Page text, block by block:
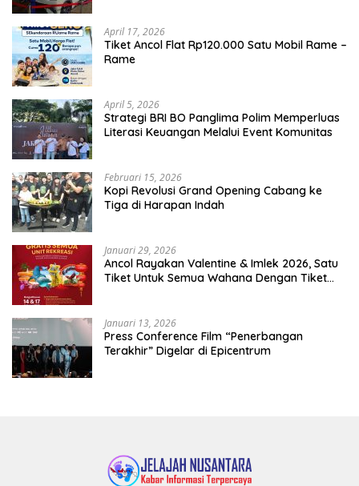
April 17, 2026
Tiket Ancol Flat Rp120.000 Satu Mobil Rame –
Rame
April 5, 2026
​Strategi BRI BO Panglima Polim Memperluas
Literasi Keuangan Melalui Event Komunitas
Februari 15, 2026
Kopi Revolusi Grand Opening Cabang ke
Tiga di Harapan Indah
Januari 29, 2026
Ancol Rayakan Valentine & Imlek 2026, Satu
Tiket Untuk Semua Wahana Dengan Tiket
Januari 13, 2026
Press Conference Film “Penerbangan
Terakhir” Digelar di Epicentrum